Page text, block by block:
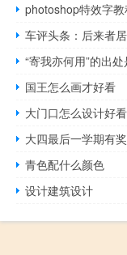
photoshop特效字教
车评头条：后来者
“寄我亦何用”的出处
国王怎么画才好看
大门口怎么设计好看
大四最后一学期有
青色配什么颜色
设计建筑设计